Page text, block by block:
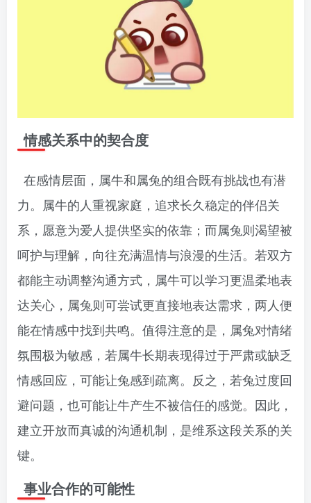
情感关系中的契合度
在感情层面，属牛和属兔的组合既有挑战也有潜
力。属牛的人重视家庭，追求长久稳定的伴侣关
系，愿意为爱人提供坚实的依靠；而属兔则渴望被
呵护与理解，向往充满温情与浪漫的生活。若双方
都能主动调整沟通方式，属牛可以学习更温柔地表
达关心，属兔则可尝试更直接地表达需求，两人便
能在情感中找到共鸣。值得注意的是，属兔对情绪
氛围极为敏感，若属牛长期表现得过于严肃或缺乏
情感回应，可能让兔感到疏离。反之，若兔过度回
避问题，也可能让牛产生不被信任的感觉。因此，
建立开放而真诚的沟通机制，是维系这段关系的关
键。
事业合作的可能性